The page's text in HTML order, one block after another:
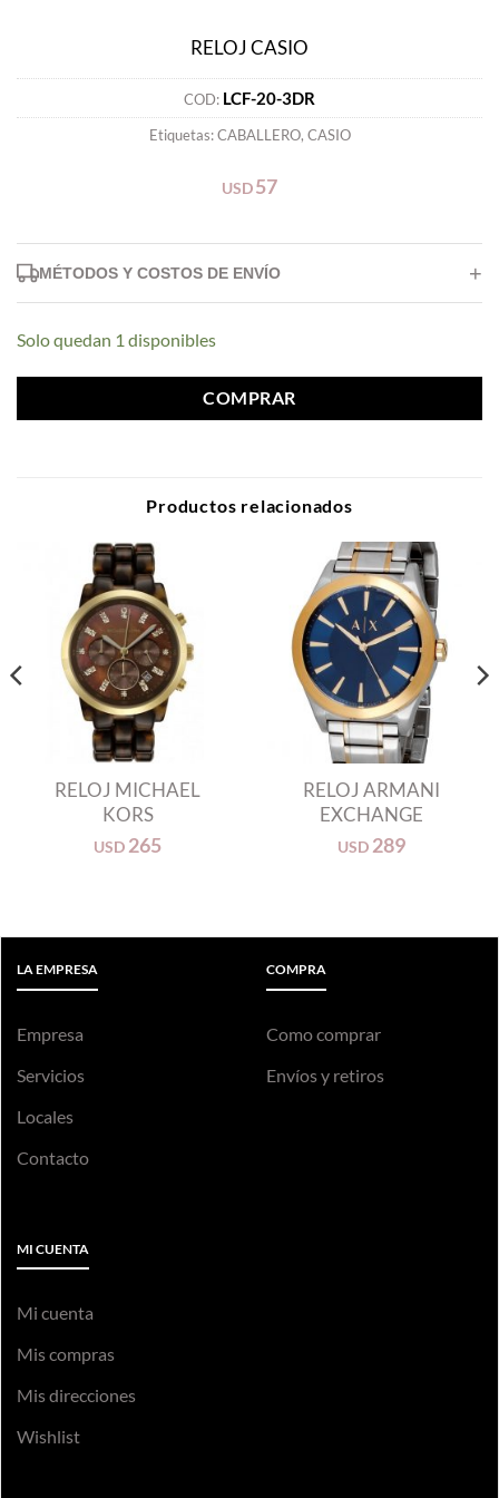
RELOJ CASIO
COD: LCF-20-3DR
Etiquetas:CABALLERO, CASIO
USD 57
MÉTODOS Y COSTOS DE ENVÍO +
Delivery (Superior a 7km): 3.500gs/km.
Solo quedan 1 disponibles
COMPRAR
Productos relacionados
RELOJ MICHAEL
KORS
USD 265
RELOJ ARMANI
EXCHANGE
USD 289
LA EMPRESA
Empresa
Servicios
Locales
Contacto
COMPRA
Como comprar
Envíos y retiros
MI CUENTA
Mi cuenta
Mis compras
Mis direcciones
Wishlist